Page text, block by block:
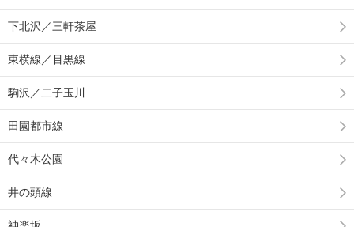
下北沢／三軒茶屋
東横線／目黒線
駒沢／二子玉川
田園都市線
代々木公園
井の頭線